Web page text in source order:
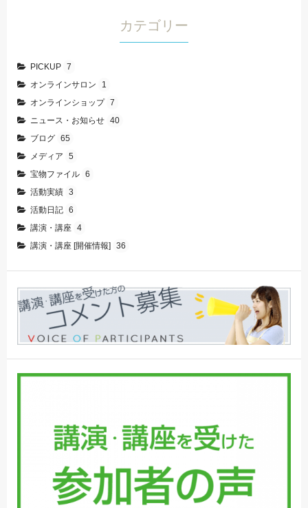
カテゴリー
PICKUP 7
オンラインサロン
1
オンラインショップ 7
ニュース・お知らせ 40
ブログ 65
メディア
5
宝物ファイル 6
活動実績 3
活動日記 6
講演・講座 4
講演・講座 [開催情報]
36